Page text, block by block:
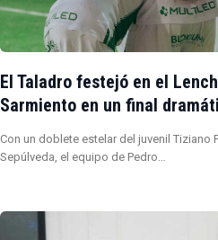
El Taladro festejó en el
Sarmiento en un final
Con un doblete estelar del juvenil Tiziano
Sepúlveda, el equipo de Pedro…